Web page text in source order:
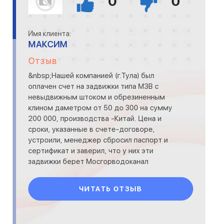
Имя клиента:
МАКСИМ
Отзыв
&nbsp;Нашей компанией (г.Тула) был
оплачен счет на задвижки типа МЗВ с
невыдвижным штоком и обрезиненным
клином даметром от 50 до 300 на сумму
200 000, производства -Китай. Цена и
сроки, указанные в счете-договоре,
устроили, менеджер сбросил паспорт и
сертификат и заверил, что у них эти
задвижки берет Мосгорводоканал
Через огов
ЧИТАТЬ ОТЗЫВ